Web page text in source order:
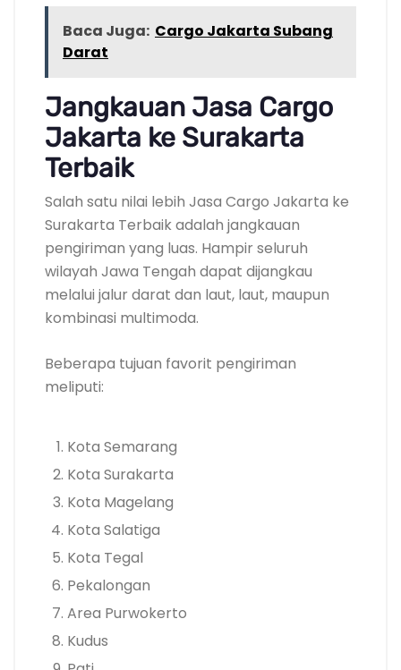
Baca Juga: Cargo Jakarta Subang
Darat
Jangkauan Jasa Cargo
Jakarta ke Surakarta
Terbaik
Salah satu nilai lebih Jasa Cargo Jakarta ke
Surakarta Terbaik adalah jangkauan
pengiriman yang luas. Hampir seluruh
wilayah Jawa Tengah dapat dijangkau
melalui jalur darat dan laut, laut, maupun
kombinasi multimoda.
Beberapa tujuan favorit pengiriman
meliputi:
Kota Semarang
Kota Surakarta
Kota Magelang
Kota Salatiga
Kota Tegal
Pekalongan
Area Purwokerto
Kudus